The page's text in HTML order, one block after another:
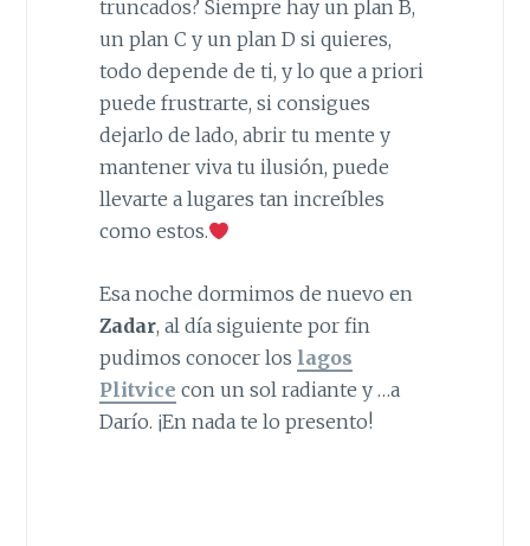
truncados? Siempre hay un plan B,
un plan C y un plan D si quieres,
todo depende de ti, y lo que a priori
puede frustrarte, si consigues
dejarlo de lado, abrir tu mente y
mantener viva tu ilusión, puede
llevarte a lugares tan increíbles
como estos.
Esa noche dormimos de nuevo en
Zadar, al día siguiente por fin
pudimos conocer los lagos
Plitvice con un sol radiante y …a
Darío. ¡En nada te lo presento!